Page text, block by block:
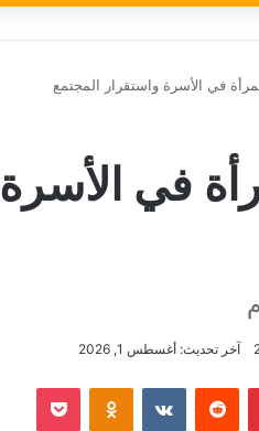
في الأسرة واستقرار المجتمع
في
آخر تحديث: أغسطس 1, 2026
بينتيريست